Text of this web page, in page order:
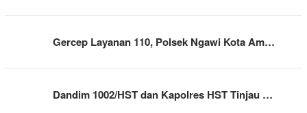
Gercep Layanan 110, Polsek Ngawi Kota Am…
Dandim 1002/HST dan Kapolres HST Tinjau …